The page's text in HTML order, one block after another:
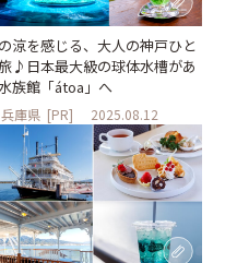
涼を感じる、大人の神戸ひと
♪日本最大級の球体水槽があ
族館「átoa」へ
兵庫県 [PR] 2025.08.12